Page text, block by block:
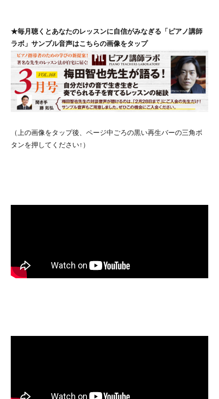
★毎月聴くとあなたのレッスンに自信がみなぎる「ピアノ講師
ラボ」サンプル音声はこちらの画像をタップ
（上の画像をタップ後、ページ中ごろの黒い再生バーの三角ボ
タンを押してください↑）